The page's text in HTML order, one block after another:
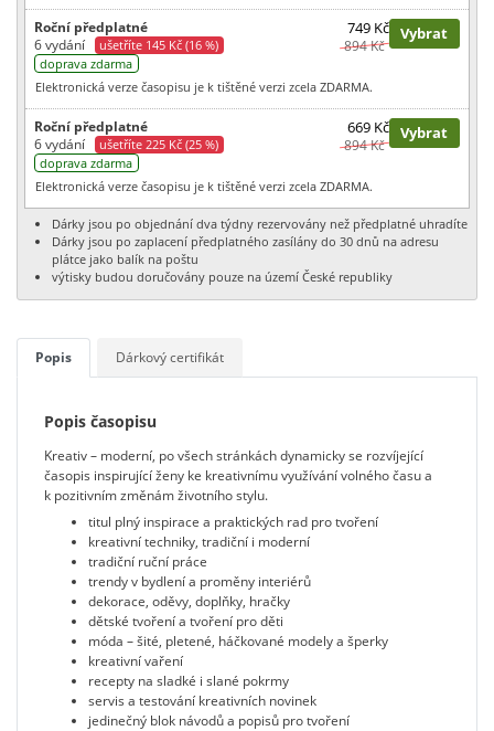
Roční předplatné
6 vydání
ušetříte 145 Kč (16 %)
doprava zdarma
749 Kč
894 Kč
Vybrat
Elektronická verze časopisu je k tištěné verzi zcela ZDARMA.
Roční předplatné
6 vydání
ušetříte 225 Kč (25 %)
doprava zdarma
669 Kč
894 Kč
Vybrat
Elektronická verze časopisu je k tištěné verzi zcela ZDARMA.
Dárky jsou po objednání dva týdny rezervovány než předplatné uhradíte
Dárky jsou po zaplacení předplatného zasílány do 30 dnů na adresu
plátce jako balík na poštu
výtisky budou doručovány pouze na území České republiky
Popis Dárkový certifikát
Popis časopisu
Kreativ – moderní, po všech stránkách dynamicky se rozvíjející
časopis inspirující ženy ke kreativnímu využívání volného času a
k pozitivním změnám životního stylu.
titul plný inspirace a praktických rad pro tvoření
kreativní techniky, tradiční i moderní
tradiční ruční práce
trendy v bydlení a proměny interiérů
dekorace, oděvy, doplňky, hračky
dětské tvoření a tvoření pro děti
móda – šité, pletené, háčkované modely a šperky
kreativní vaření
recepty na sladké i slané pokrmy
servis a testování kreativních novinek
jedinečný blok návodů a popisů pro tvoření